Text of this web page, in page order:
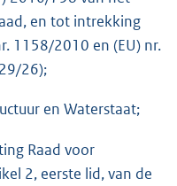
en tot intrekking
1158/2010 en (EU) nr.
26);
en Waterstaat;
Raad voor
2, eerste lid, van de